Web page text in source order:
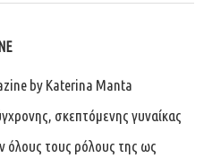
by Katerina Manta
σκεπτόμενης γυναίκας
όλους τους ρόλους της ως